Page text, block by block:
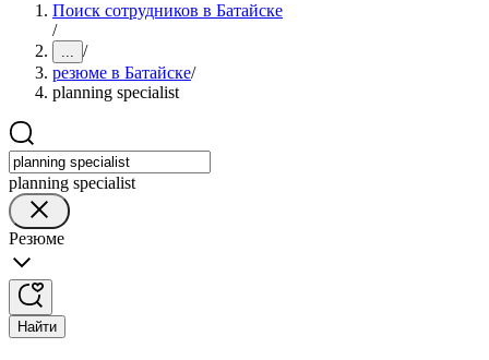
Поиск сотрудников в Батайске
/
... /
резюме в Батайске/
planning specialist
planning specialist
Резюме
Найти